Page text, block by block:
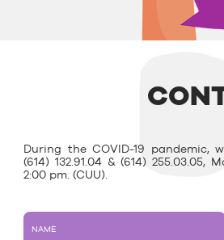
During the COVID-19 pandemic,
(614) 132.91.04 & (614)
2:00 pm. (CUU).